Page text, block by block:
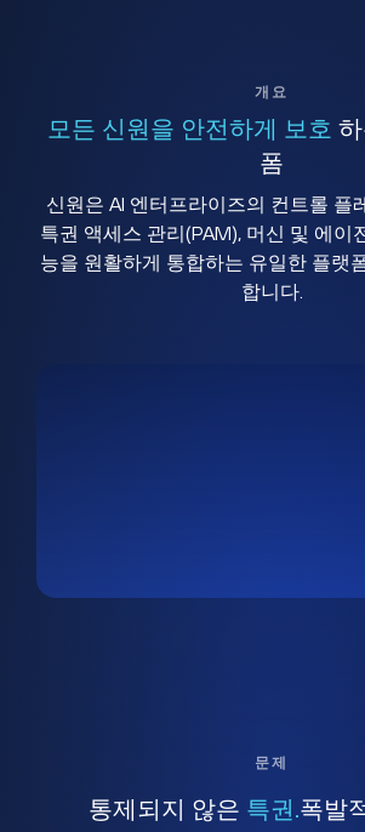
개요
모든 신원을 안전하게 보호
폼
신원은 AI 엔터프라이즈의 컨트롤 플
특권 액세스 관리(PAM), 머신 및 에이
능을 원활하게 통합하는 유일한 플랫
합니다.
문제
통제되지 않은 특권. 폭발